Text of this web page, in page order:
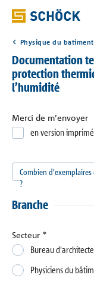
Applications
Solutions
Téléchargement
Services
Connaissance
Références
Physique du batiment
Documentation
protection
l’humidité
Merci de m’envoyer
en version
Combien
?
Branche
Secteur *
Bureau
Physiciens du